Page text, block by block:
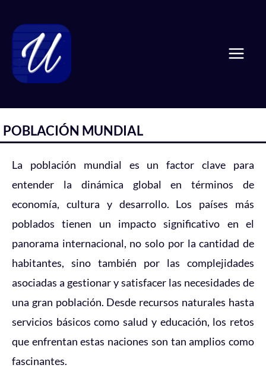
contenido
POBLACIÓN MUNDIAL
La población mundial es un factor clave para
entender la dinámica global en términos de
economía, cultura y desarrollo. Los países más
poblados tienen un impacto significativo en el
panorama internacional, no solo por la cantidad de
habitantes, sino también por las complejidades
asociadas a gestionar y satisfacer las necesidades de
una gran población. Desde recursos naturales hasta
servicios básicos como salud y educación, los retos
que enfrentan estas naciones son tan amplios como
fascinantes.